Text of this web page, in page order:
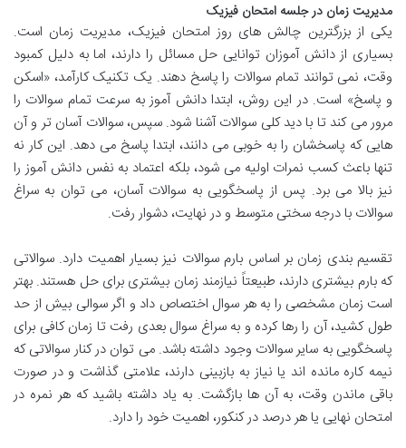
مدیریت زمان در جلسه امتحان فیزیک
یکی از بزرگترین چالش های روز امتحان فیزیک، مدیریت زمان است.
بسیاری از دانش آموزان توانایی حل مسائل را دارند، اما به دلیل کمبود
وقت، نمی توانند تمام سوالات را پاسخ دهند. یک تکنیک کارآمد، «اسکن
و پاسخ» است. در این روش، ابتدا دانش آموز به سرعت تمام سوالات را
مرور می کند تا با دید کلی سوالات آشنا شود. سپس، سوالات آسان تر و آن
هایی که پاسخشان را به خوبی می دانند، ابتدا پاسخ می دهد. این کار نه
تنها باعث کسب نمرات اولیه می شود، بلکه اعتماد به نفس دانش آموز را
نیز بالا می برد. پس از پاسخگویی به سوالات آسان، می توان به سراغ
سوالات با درجه سختی متوسط و در نهایت، دشوار رفت.
تقسیم بندی زمان بر اساس بارم سوالات نیز بسیار اهمیت دارد. سوالاتی
که بارم بیشتری دارند، طبیعتاً نیازمند زمان بیشتری برای حل هستند. بهتر
است زمان مشخصی را به هر سوال اختصاص داد و اگر سوالی بیش از حد
طول کشید، آن را رها کرده و به سراغ سوال بعدی رفت تا زمان کافی برای
پاسخگویی به سایر سوالات وجود داشته باشد. می توان در کنار سوالاتی که
نیمه کاره مانده اند یا نیاز به بازبینی دارند، علامتی گذاشت و در صورت
باقی ماندن وقت، به آن ها بازگشت. به یاد داشته باشید که هر نمره در
امتحان نهایی یا هر درصد در کنکور، اهمیت خود را دارد.